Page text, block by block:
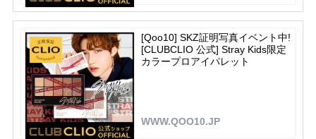
[Qoo10] SKZ証明写真イベント中!
[CLUBCLIO 公式] Stray Kids限定
カラープロアイパレット
WWW.QOO10.JP